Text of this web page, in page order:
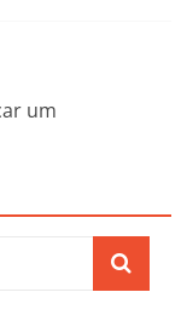
um